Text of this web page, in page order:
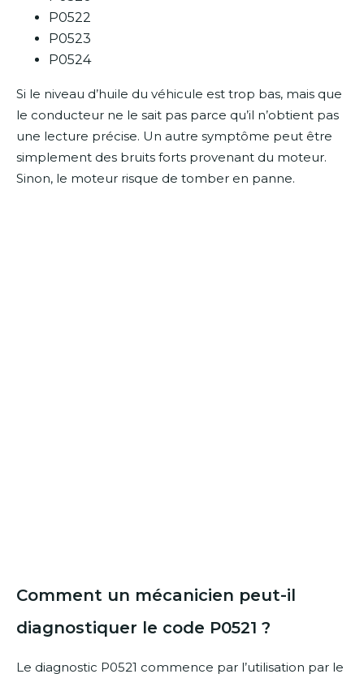
P0522
P0523
P0524
Si le niveau d’huile du véhicule est trop bas, mais que
le conducteur ne le sait pas parce qu’il n’obtient pas
une lecture précise. Un autre symptôme peut être
simplement des bruits forts provenant du moteur.
Sinon, le moteur risque de tomber en panne.
Comment un mécanicien peut-il
diagnostiquer le code P0521 ?
Le diagnostic P0521 commence par l’utilisation par le